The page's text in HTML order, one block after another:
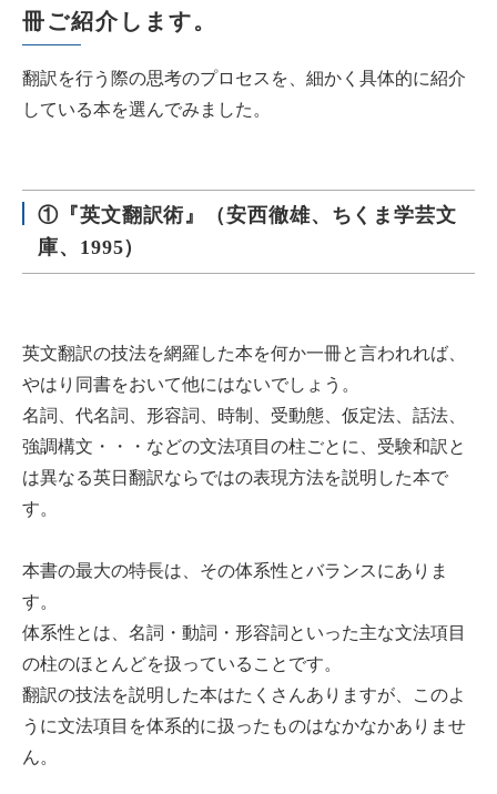
冊ご紹介します。
翻訳を行う際の思考のプロセスを、細かく具体的に紹介
している本を選んでみました。
①『英文翻訳術』（安西徹雄、ちくま学芸文
庫、1995）
英文翻訳の技法を網羅した本を何か一冊と言われれば、
やはり同書をおいて他にはないでしょう。
名詞、代名詞、形容詞、時制、受動態、仮定法、話法、
強調構文・・・などの文法項目の柱ごとに、受験和訳と
は異なる英日翻訳ならではの表現方法を説明した本で
す。
本書の最大の特長は、その体系性とバランスにありま
す。
体系性とは、名詞・動詞・形容詞といった主な文法項目
の柱のほとんどを扱っていることです。
翻訳の技法を説明した本はたくさんありますが、このよ
うに文法項目を体系的に扱ったものはなかなかありませ
ん。